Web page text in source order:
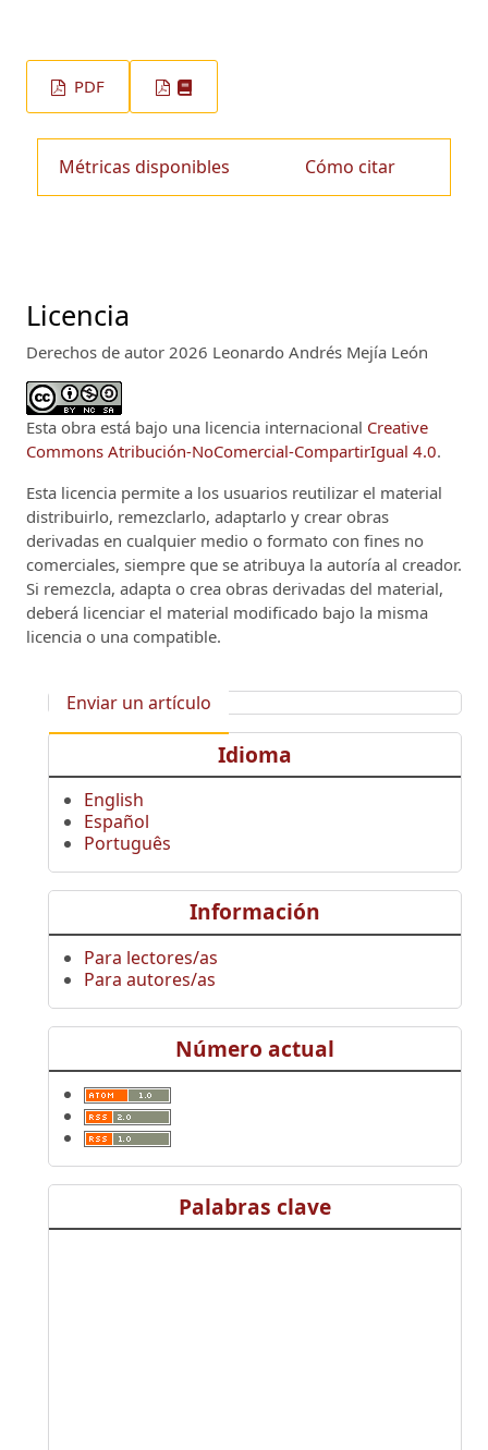
PDF
Métricas disponibles Cómo citar
Licencia
Derechos de autor 2026 Leonardo Andrés Mejía León
Esta obra está bajo una licencia internacional Creative
Commons Atribución-NoComercial-CompartirIgual 4.0.
Esta licencia permite a los usuarios reutilizar el material
distribuirlo, remezclarlo, adaptarlo y crear obras
derivadas en cualquier medio o formato con fines no
comerciales, siempre que se atribuya la autoría al creador.
Si remezcla, adapta o crea obras derivadas del material,
deberá licenciar el material modificado bajo la misma
licencia o una compatible.
Enviar un artículo
Idioma
English
Español
Português
Información
Para lectores/as
Para autores/as
Número actual
Palabras clave